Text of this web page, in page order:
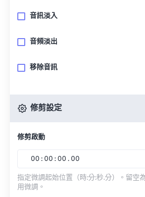
音訊淡入
音頻淡出
移除音訊
修剪設定
修剪啟動
00 : 00 : 00 . 00
指定微調起始位置（時:分:秒.分）。留空
用微調。